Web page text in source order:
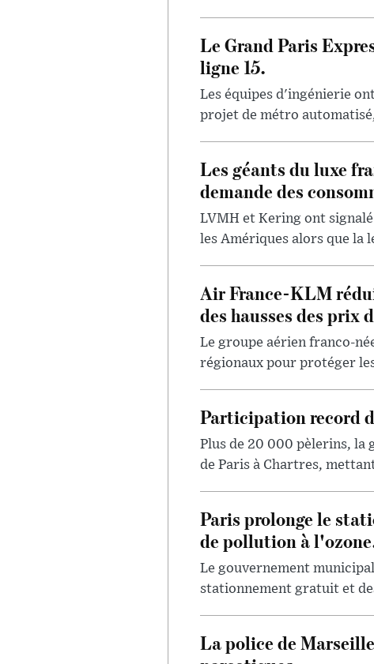
Le Grand Paris
ligne 15.
Les équipes d'ingénierie
projet de métro
Les géants du luxe
demande des
LVMH et Kering ont
les Amériques alors que la
Air France-KLM
des hausses des prix
Le groupe aérien franco-
régionaux pour protéger
Participation record
Plus de 20 000 pèlerins, la
de Paris à Chartres,
Paris prolonge le
de pollution à
Le gouvernement
stationnement gratuit et
La police de